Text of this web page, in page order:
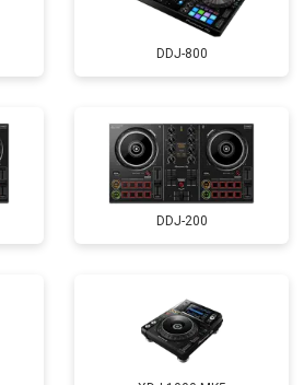
DDJ-800
DDJ-200